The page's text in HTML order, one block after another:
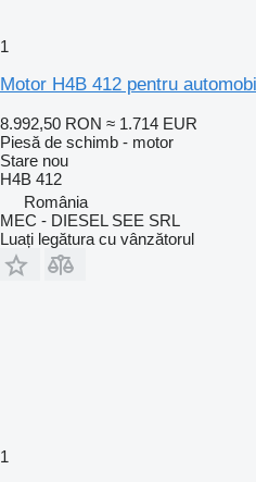
1
Motor H4B 412 pentru
8.992,50 RON ≈ 1.714 EUR
Piesă de schimb - motor
Stare nou
H4B 412
România
MEC - DIESEL SEE SRL
Luați legătura cu vânzătorul
1